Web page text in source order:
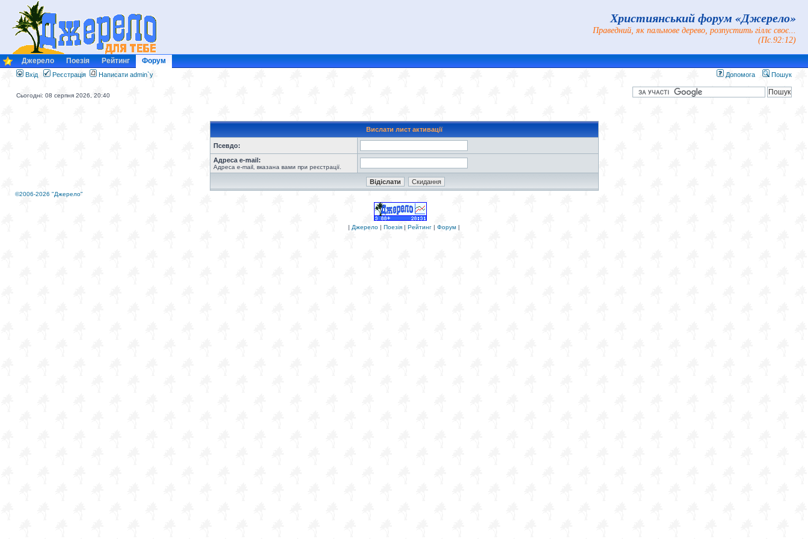
Християнський форум «Джерело»
Праведний, як пальмове дерево, розпустить гіллє своє...
(Пс.92:12)
Джерело Поезія Рейтинг Форум
Вхід Реєстрація Написати admin`у Допомога Пошук
Сьогодні: 08 серпня 2026, 20:40
Вислати лист активації
Псевдо:
Адреса e-mail:
Адреса e-mail, вказана вами при реєстрації.
©2006-2026 "Джерело"
| Джерело | Поезія | Рейтинг | Форум |